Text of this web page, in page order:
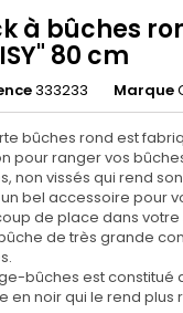
à bûches
80 cm
333233 Marque
bûches rond est
pour ranger vos
non vissés qui rend
bel accessoire pour
de place dans votre
de très grande
bûches est constitué
en noir qui le rend plus